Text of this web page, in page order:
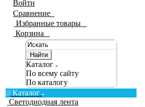
Войти
Сравнение
Избранные товары
Корзина
Найти
Каталог
По всему сайту
По каталогу
Каталог
Светодиодная лента